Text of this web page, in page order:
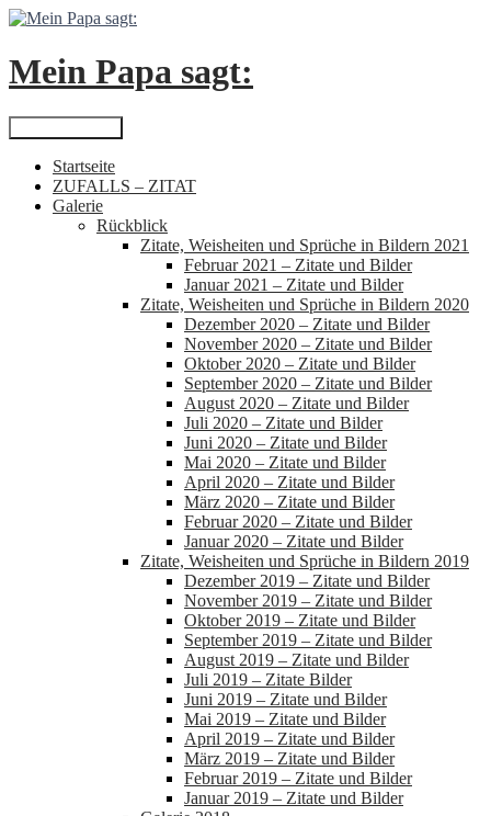
Zum
springen
Mein Papa sagt:
Suchen
Startseite
ZUFALLS – ZITAT
Galerie
Rückblick
Zitate, Weisheiten und Sprüche in Bildern 2021
Februar 2021 – Zitate und Bilder
Januar 2021 – Zitate und Bilder
Zitate, Weisheiten und Sprüche in Bildern 2020
Dezember 2020 – Zitate und Bilder
November 2020 – Zitate und Bilder
Oktober 2020 – Zitate und Bilder
September 2020 – Zitate und Bilder
August 2020 – Zitate und Bilder
Juli 2020 – Zitate und Bilder
Juni 2020 – Zitate und Bilder
Mai 2020 – Zitate und Bilder
April 2020 – Zitate und Bilder
März 2020 – Zitate und Bilder
Februar 2020 – Zitate und Bilder
Januar 2020 – Zitate und Bilder
Zitate, Weisheiten und Sprüche in Bildern 2019
Dezember 2019 – Zitate und Bilder
November 2019 – Zitate und Bilder
Oktober 2019 – Zitate und Bilder
September 2019 – Zitate und Bilder
August 2019 – Zitate und Bilder
Juli 2019 – Zitate Bilder
Juni 2019 – Zitate und Bilder
Mai 2019 – Zitate und Bilder
April 2019 – Zitate und Bilder
März 2019 – Zitate und Bilder
Februar 2019 – Zitate und Bilder
Januar 2019 – Zitate und Bilder